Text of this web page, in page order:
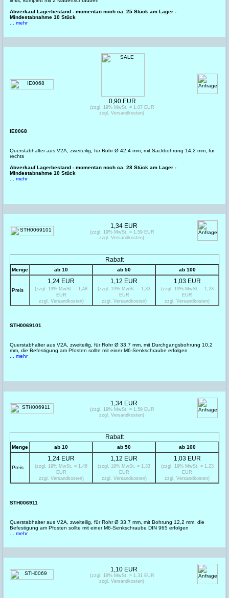
Abverkauf Lagerbestand - momentan noch ca. 25 Stück am Lager -
Mindestabnahme 10 Stück
... mehr
IE0068
Querstabhalter aus V2A, zweiteilig, für Rohr Ø 42,4 mm, mit Sackbohrung 14,2 mm, für
rechts
Abverkauf Lagerbestand - momentan noch ca. 28 Stück am Lager -
Mindestabnahme 10 Stück
... mehr
0,90 EUR
(zzgl. 19% MwSt. = 1,07 EUR
zzgl. Versandkosten)
STH0069101
Querstabhalter aus V2A, zweiteilig, für Rohr Ø 33,7 mm, mit Durchgangsbohrung 10,2
mm, die Befestigung am Pfosten sollte mit einer M6-Senkschraube erfolgen
... mehr
Rabatt
Menge ab 10 ab 50 ab 100
Preis
1,24 EUR
(zzgl. 19% MwSt. = 1,48
EUR
zzgl. Versandkosten)
1,12 EUR
(zzgl. 19% MwSt. = 1,33
EUR
zzgl. Versandkosten)
1,03 EUR
(zzgl. 19% MwSt. = 1,23
EUR
zzgl. Versandkosten)
1,34 EUR
(zzgl. 19% MwSt. = 1,59 EUR
zzgl. Versandkosten)
STH006911
Querstabhalter aus V2A, zweiteilig, für Rohr Ø 33,7 mm, mit Bohrung 12,2 mm, die
Befestigung am Pfosten sollte mit einer M6-Senkschraube DIN 965 erfolgen
... mehr
Rabatt
Menge ab 10 ab 50 ab 100
Preis
1,24 EUR
(zzgl. 19% MwSt. = 1,48
EUR
zzgl. Versandkosten)
1,12 EUR
(zzgl. 19% MwSt. = 1,33
EUR
zzgl. Versandkosten)
1,03 EUR
(zzgl. 19% MwSt. = 1,23
EUR
zzgl. Versandkosten)
1,34 EUR
(zzgl. 19% MwSt. = 1,59 EUR
zzgl. Versandkosten)
1,10 EUR
(zzgl. 19% MwSt. = 1,31 EUR
zzgl. Versandkosten)